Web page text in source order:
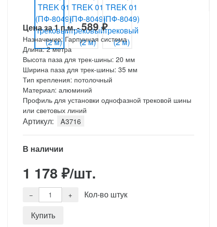
Цена за 1 п.м. -589₽
Назначение: Гарпунная система
Длина: 2 метра
Высота паза для трек-шины: 20 мм
Ширина паза для трек-шины: 35 мм
Тип крепления: потолочный
Материал: алюминий
Профиль для установки однофазной трековой шины
или световых линий
Артикул: A3716
В наличии
1 178 ₽/шт.
Кол-во штук